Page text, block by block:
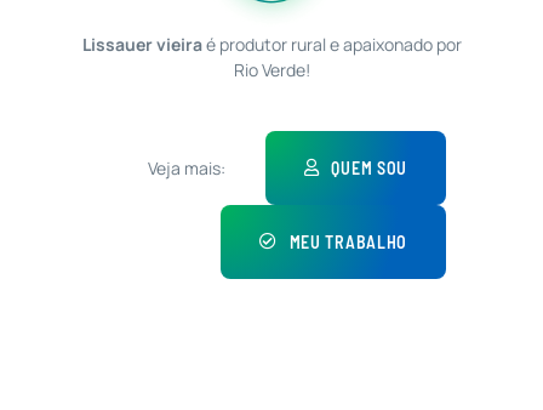
Lissauer vieiraé produtor rural e apaixonado por
Rio Verde!
Veja mais: QUEM SOU
MEU TRABALHO